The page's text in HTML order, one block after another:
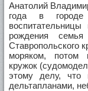
Анатолий
года в
рождения
Ставропольского
моряком, потом
кружок
этому делу, что
дельтапланами,